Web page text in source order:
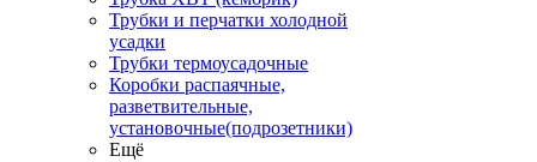
Трубки и перчатки холодной
усадки
Трубки термоусадочные
Коробки распаячные,
разветвительные,
установочные(подрозетники)
Ещё